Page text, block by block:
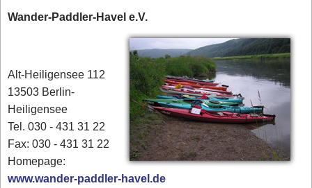
Wander-Paddler-Havel e.V.
Alt-Heiligensee 112
13503 Berlin-
Heiligensee
Tel. 030 - 431 31 22
Fax: 030 - 431 31 22
Homepage:
www.wander-paddler-havel.de